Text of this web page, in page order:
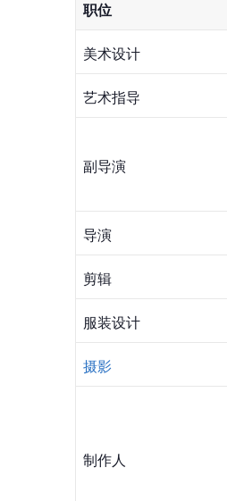
职位
美术设计
艺术指导
副导演
导演
剪辑
服装设计
摄影
制作人